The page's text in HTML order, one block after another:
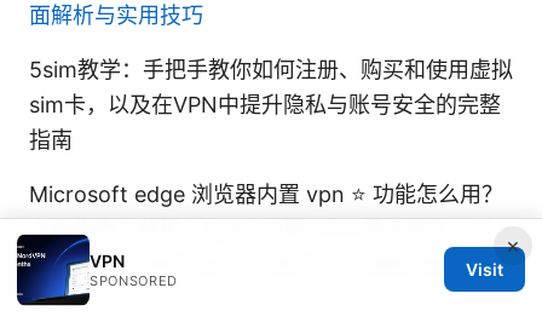
面解析与实用技巧
5sim教学：手把手教你如何注册、购买和使用虚拟
sim卡，以及在VPN中提升隐私与账号安全的完整
指南
Microsoft edge 浏览器内置 vpn ⭐ 功能怎么用？
全面指南与使用：Edge 内置 VPN 是否存在、浏
览器级与系统级方案、扩展对比、设置步骤与性能
分析
×
VPN
SPONSORED
Visit